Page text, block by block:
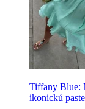
Tiffany Blue:
ikonickú